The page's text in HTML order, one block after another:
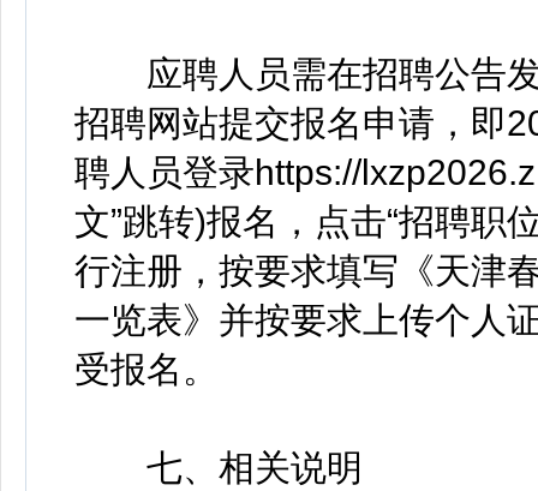
应聘人员需在招聘公告发
招聘网站提交报名申请，即
聘人员登录https://
文”跳转)报名，点击“招聘职
行注册，按要求填写《天津
一览表》并按要求上传个人
受报名。
七、相关说明